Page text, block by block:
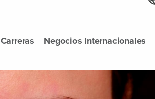
Carreras Negocios Internacionales